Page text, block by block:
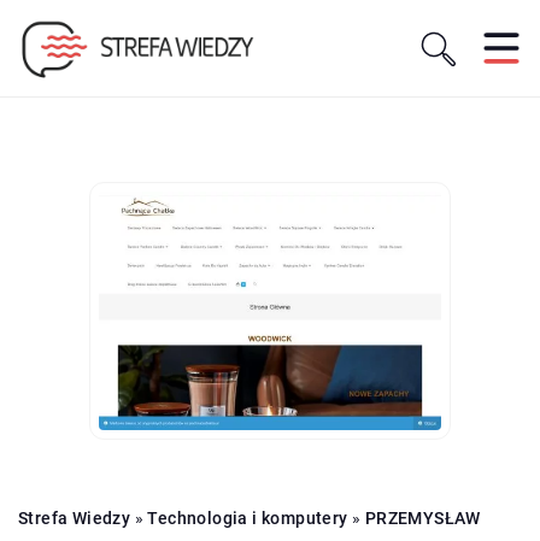
Strefa Wiedzy »Technologia i komputery » PRZEMYSŁAW